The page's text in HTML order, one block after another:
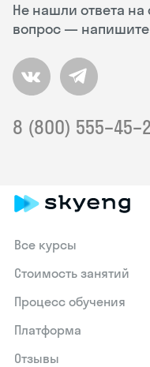
Не нашли ответа на
вопрос —
8 (800)
Все курсы
Стоимость занятий
Процесс обучения
Платформа
Отзывы